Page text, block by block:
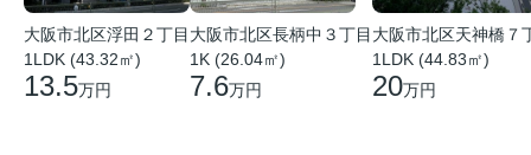
大阪市北区浮田２丁目
1LDK (43.32㎡)
13.5万円
大阪市北区長柄中３丁目
1K (26.04㎡)
7.6万円
大阪市北区天神橋７
1LDK (44.83㎡)
20万円